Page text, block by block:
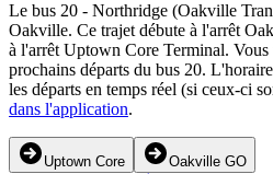
Le bus 20 - Northridge (Oakville
Oakville. Ce trajet débute à l'arrêt
à l'arrêt Uptown Core Terminal. Vous
prochains départs du bus 20.
les départs en temps réel (si ceux-ci
dans l'application.
Uptown Core Oakville GO